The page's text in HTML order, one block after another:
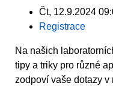
Čt, 12.9.2024
Registrace
Na našich
tipy a triky pro různé
zodpoví vaše dotazy v